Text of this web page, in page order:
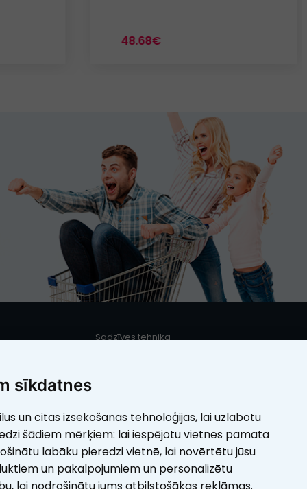
sīkdatnes
un citas izsekošanas tehnoloģijas, lai uzlabotu
šādiem mērķiem: lai iespējotu vietnes pamata
labāku pieredzi vietnē, lai novērtētu jūsu
un pakalpojumiem un personalizētu
48.68€
Sadzīves tehnika
Skaistumam